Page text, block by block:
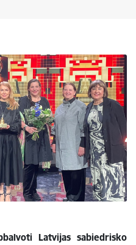
Latvijas sabiedrisko